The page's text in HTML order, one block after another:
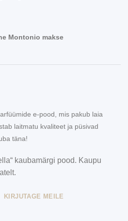
Montonio makse
e-pood, mis pakub laia
laitmatu kvaliteet ja püsivad
täna!
kaubamärgi pood. Kaupu
KIRJUTAGE MEILE